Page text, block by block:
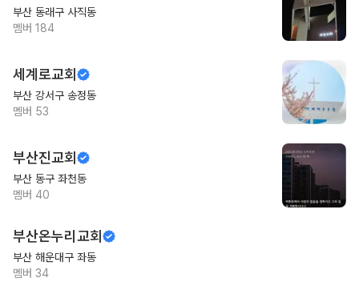
부산 동래구 사직동
멤버 184
세계로교회
부산 강서구 송정동
멤버 53
부산진교회
부산 동구 좌천동
멤버 40
부산온누리교회
부산 해운대구 좌동
멤버 34